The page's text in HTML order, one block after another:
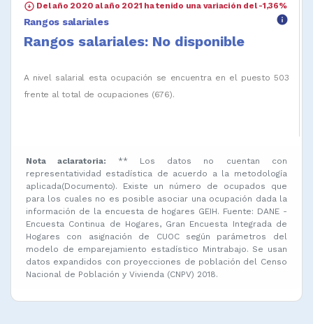
arrow_circle_down Del año 2020 al año 2021 ha tenido una variación del -1,36%
Rangos salariales info
Rangos salariales: No disponible
A nivel salarial esta ocupación se encuentra en el puesto 503
frente al total de ocupaciones (676).
Nota aclaratoria:
** Los datos no cuentan con
representatividad estadística de acuerdo a la metodología
aplicada(Documento). Existe un número de ocupados que
para los cuales no es posible asociar una ocupación dada la
información de la encuesta de hogares GEIH. Fuente: DANE -
Encuesta Continua de Hogares, Gran Encuesta Integrada de
Hogares con asignación de CUOC según parámetros del
modelo de emparejamiento estadístico Mintrabajo. Se usan
datos expandidos con proyecciones de población del Censo
Nacional de Población y Vivienda (CNPV) 2018.